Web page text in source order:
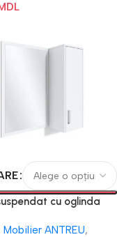
cu oglinda
Mobilier ANTREU,